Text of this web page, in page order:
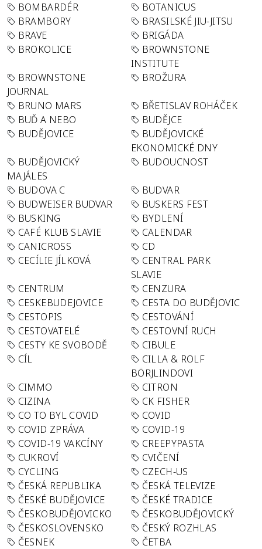
BOMBARDÉR
BOTANICUS
BRAMBORY
BRASILSKÉ JIU-JITSU
BRAVE
BRIGÁDA
BROKOLICE
BROWNSTONE
INSTITUTE
BROWNSTONE
JOURNAL
BROŽURA
BRUNO MARS
BŘETISLAV ROHÁČEK
BUĎ A NEBO
BUDĚJCE
BUDĚJOVICE
BUDĚJOVICKÉ
EKONOMICKÉ DNY
BUDĚJOVICKÝ
MAJÁLES
BUDOUCNOST
BUDOVA C
BUDVAR
BUDWEISER BUDVAR
BUSKERS FEST
BUSKING
BYDLENÍ
CAFÉ KLUB SLAVIE
CALENDAR
CANICROSS
CD
CECÍLIE JÍLKOVÁ
CENTRAL PARK
SLAVIE
CENTRUM
CENZURA
CESKEBUDEJOVICE
CESTA DO BUDĚJOVIC
CESTOPIS
CESTOVÁNÍ
CESTOVATELÉ
CESTOVNÍ RUCH
CESTY KE SVOBODĚ
CIBULE
CÍL
CILLA & ROLF
BÖRJLINDOVI
CIMMO
CITRON
CIZINA
CK FISHER
CO TO BYL COVID
COVID
COVID ZPRÁVA
COVID-19
COVID-19 VAKCÍNY
CREEPYPASTA
CUKROVÍ
CVIČENÍ
CYCLING
CZECH-US
ČESKÁ REPUBLIKA
ČESKÁ TELEVIZE
ČESKÉ BUDĚJOVICE
ČESKÉ TRADICE
ČESKOBUDĚJOVICKO
ČESKOBUDĚJOVICKÝ
ČESKOSLOVENSKO
ČESKÝ ROZHLAS
ČESNEK
ČETBA